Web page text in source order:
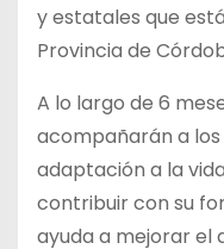
y estatales que
Provincia de
A lo largo de 6
acompañarán a
adaptación a la
contribuir con su
ayuda a mejorar el